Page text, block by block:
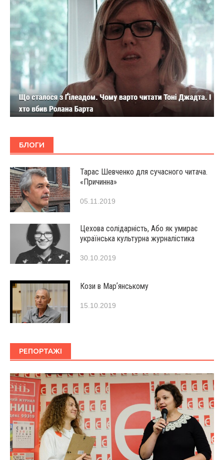
БЛОГИ
Тарас Шевченко для сучасного читача.
«Причинна»
05.11.2019
Цехова солідарність, Або як умирає
українська культурна журналістика
30.10.2019
Кози в Марʼянському
15.10.2019
РЕПОРТАЖІ